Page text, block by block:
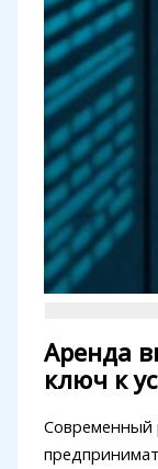
Аренда
ключ к
Современный